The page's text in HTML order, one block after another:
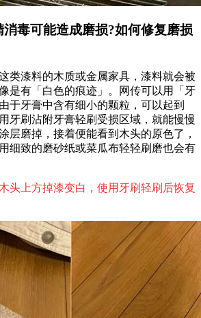
毒可能造成磨损?如何修复磨损
类漆料的木质或金属家具，漆料就会被
是有「白色的痕迹」。网传可以用「牙
于牙膏中含有细小的颗粒，可以起到
牙刷沾附牙膏轻刷受损区域，就能慢慢
层磨掉，接着便能看到木头的原色了，
细致的磨砂纸或菜瓜布轻轻刷磨也会有
头上方掉漆变白，使用牙刷轻刷后恢复